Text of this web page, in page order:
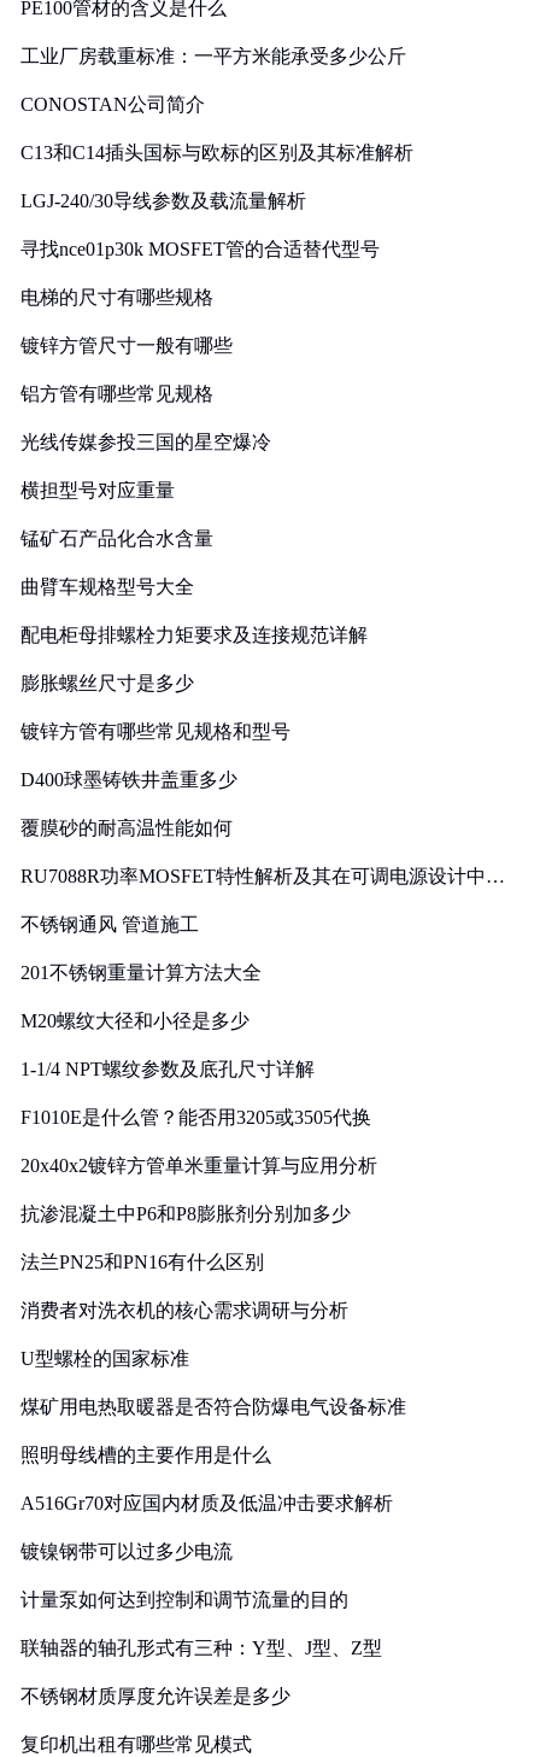
PE100管材的含义是什么
工业厂房载重标准：一平方米能承受多少公斤
CONOSTAN公司简介
C13和C14插头国标与欧标的区别及其标准解析
LGJ-240/30导线参数及载流量解析
寻找nce01p30k MOSFET管的合适替代型号
电梯的尺寸有哪些规格
镀锌方管尺寸一般有哪些
铝方管有哪些常见规格
光线传媒参投三国的星空爆冷
横担型号对应重量
锰矿石产品化合水含量
曲臂车规格型号大全
配电柜母排螺栓力矩要求及连接规范详解
膨胀螺丝尺寸是多少
镀锌方管有哪些常见规格和型号
D400球墨铸铁井盖重多少
覆膜砂的耐高温性能如何
RU7088R功率MOSFET特性解析及其在可调电源设计中的
不锈钢通风 管道施工
201不锈钢重量计算方法大全
M20螺纹大径和小径是多少
1-1/4 NPT螺纹参数及底孔尺寸详解
F1010E是什么管？能否用3205或3505代换
20x40x2镀锌方管单米重量计算与应用分析
抗渗混凝土中P6和P8膨胀剂分别加多少
法兰PN25和PN16有什么区别
消费者对洗衣机的核心需求调研与分析
U型螺栓的国家标准
煤矿用电热取暖器是否符合防爆电气设备标准
照明母线槽的主要作用是什么
A516Gr70对应国内材质及低温冲击要求解析
镀镍钢带可以过多少电流
计量泵如何达到控制和调节流量的目的
联轴器的轴孔形式有三种：Y型、J型、Z型
不锈钢材质厚度允许误差是多少
复印机出租有哪些常见模式